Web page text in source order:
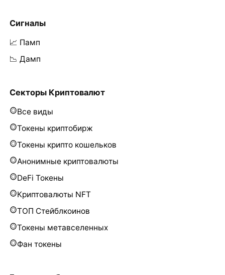
Сигналы
📈 Памп
📉 Дамп
Секторы Криптовалют
Все виды
Токены криптобирж
Токены крипто кошельков
Анонимные криптовалюты
DeFi Токены
Криптовалюты NFT
ТОП Стейблкоинов
Токены метавселенных
Фан токены